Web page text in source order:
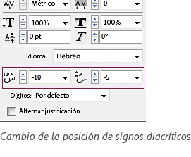
Cambio de la posición de signos diacríticos